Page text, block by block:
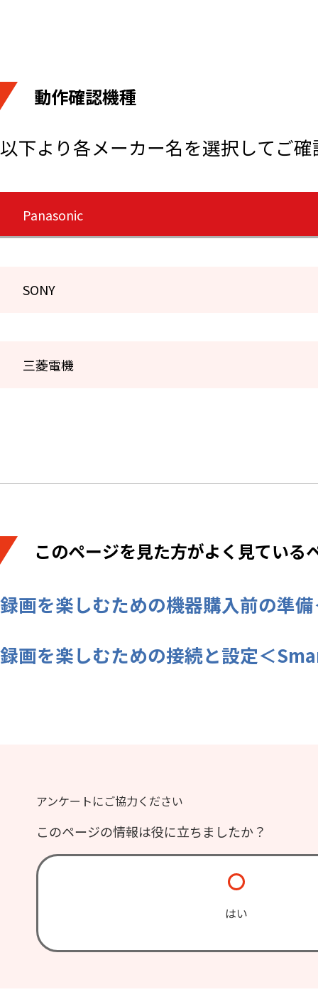
動作確認機種
以下より各メーカー名を選択してご
Panasonic
SONY
三菱電機
このページを見た方がよく見ている
録画を楽しむための機器購入前の準
録画を楽しむための接続と設定＜
アンケートにご協力ください
このページの情報は役に立ちましたか？
はい